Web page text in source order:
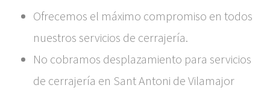
Ofrecemos el máximo compromiso en todos
nuestros servicios de cerrajería.
No cobramos desplazamiento para servicios
de cerrajería en Sant Antoni de Vilamajor